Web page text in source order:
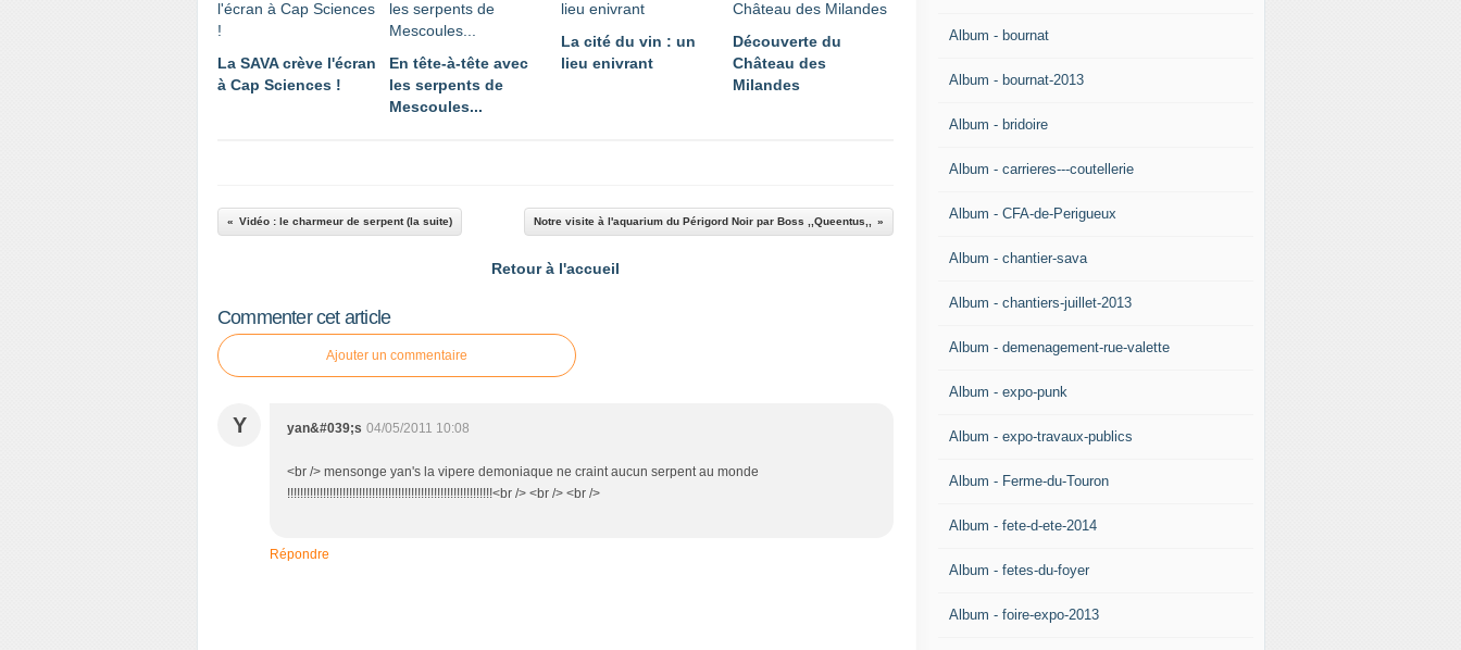
La SAVA crève l'écran
à Cap Sciences !
En tête-à-tête avec
les serpents de
Mescoules...
La cité du vin : un
lieu enivrant
Découverte du
Château des
Milandes
Vidéo : le charmeur de serpent (la suite) Notre visite à l'aquarium du Périgord Noir par Boss ,,Queentus,,
Retour à l'accueil
Commenter cet article
Ajouter un commentaire
Y yan&#039;s 04/05/2011 10:08
<br /> mensonge yan's la vipere demoniaque ne craint aucun serpent au monde
!!!!!!!!!!!!!!!!!!!!!!!!!!!!!!!!!!!!!!!!!!!!!!!!!!!!!!!!!!!!!!!<br /> <br /> <br />
Répondre
Album - bournat
Album - bournat-2013
Album - bridoire
Album - carrieres---coutellerie
Album - CFA-de-Perigueux
Album - chantier-sava
Album - chantiers-juillet-2013
Album - demenagement-rue-valette
Album - expo-punk
Album - expo-travaux-publics
Album - Ferme-du-Touron
Album - fete-d-ete-2014
Album - fetes-du-foyer
Album - foire-expo-2013